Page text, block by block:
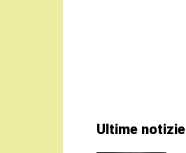
Ultime notizie